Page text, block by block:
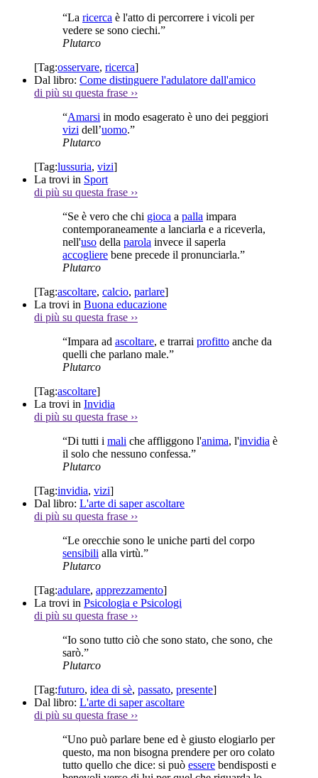
“La ricerca è l'atto di percorrere i vicoli per
vedere se sono ciechi.”
Plutarco
[Tag:osservare, ricerca]
Dal libro: Come distinguere l'adulatore dall'amico
di più su questa frase ››
“Amarsi in modo esagerato è uno dei peggiori
vizi dell’uomo.”
Plutarco
[Tag:lussuria, vizi]
La trovi in Sport
di più su questa frase ››
“Se è vero che chi gioca a palla impara
contemporaneamente a lanciarla e a riceverla,
nell'uso della parola invece il saperla
accogliere bene precede il pronunciarla.”
Plutarco
[Tag:ascoltare, calcio, parlare]
La trovi in Buona educazione
di più su questa frase ››
“Impara ad ascoltare, e trarrai profitto anche da
quelli che parlano male.”
Plutarco
[Tag:ascoltare]
La trovi in Invidia
di più su questa frase ››
“Di tutti i mali che affliggono l'anima, l'invidia è
il solo che nessuno confessa.”
Plutarco
[Tag:invidia, vizi]
Dal libro: L'arte di saper ascoltare
di più su questa frase ››
“Le orecchie sono le uniche parti del corpo
sensibili alla virtù.”
Plutarco
[Tag:adulare, apprezzamento]
La trovi in Psicologia e Psicologi
di più su questa frase ››
“Io sono tutto ciò che sono stato, che sono, che
sarò.”
Plutarco
[Tag:futuro, idea di sè, passato, presente]
Dal libro: L'arte di saper ascoltare
di più su questa frase ››
“Uno può parlare bene ed è giusto elogiarlo per
questo, ma non bisogna prendere per oro colato
tutto quello che dice: si può essere bendisposti e